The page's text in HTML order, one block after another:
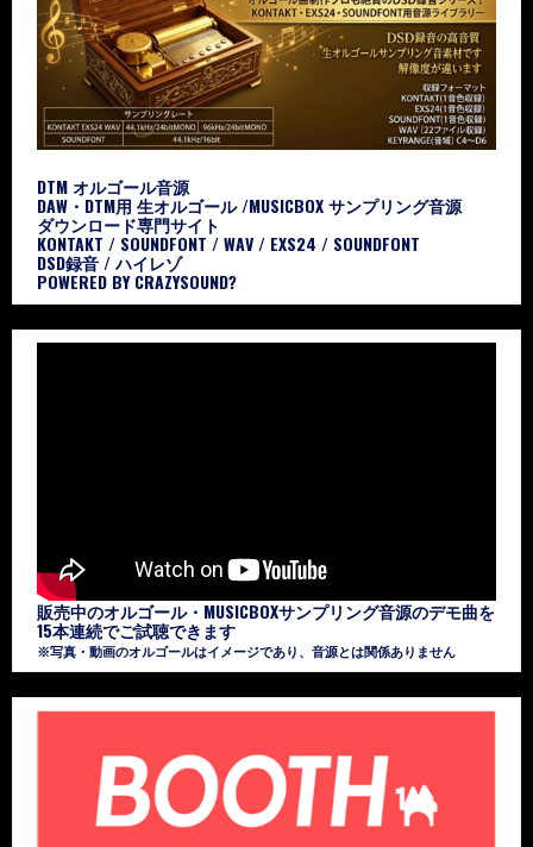
DTM オルゴール音源
DAW・DTM用 生オルゴール /MUSICBOX サンプリング音源
ダウンロード専門サイト
KONTAKT / SOUNDFONT / WAV / EXS24 / SOUNDFONT
DSD録音 / ハイレゾ
POWERED BY CRAZYSOUND?
販売中のオルゴール・MUSICBOXサンプリング音源のデモ曲を
15本連続でご試聴できます
※写真・動画のオルゴールはイメージであり、音源とは関係ありません